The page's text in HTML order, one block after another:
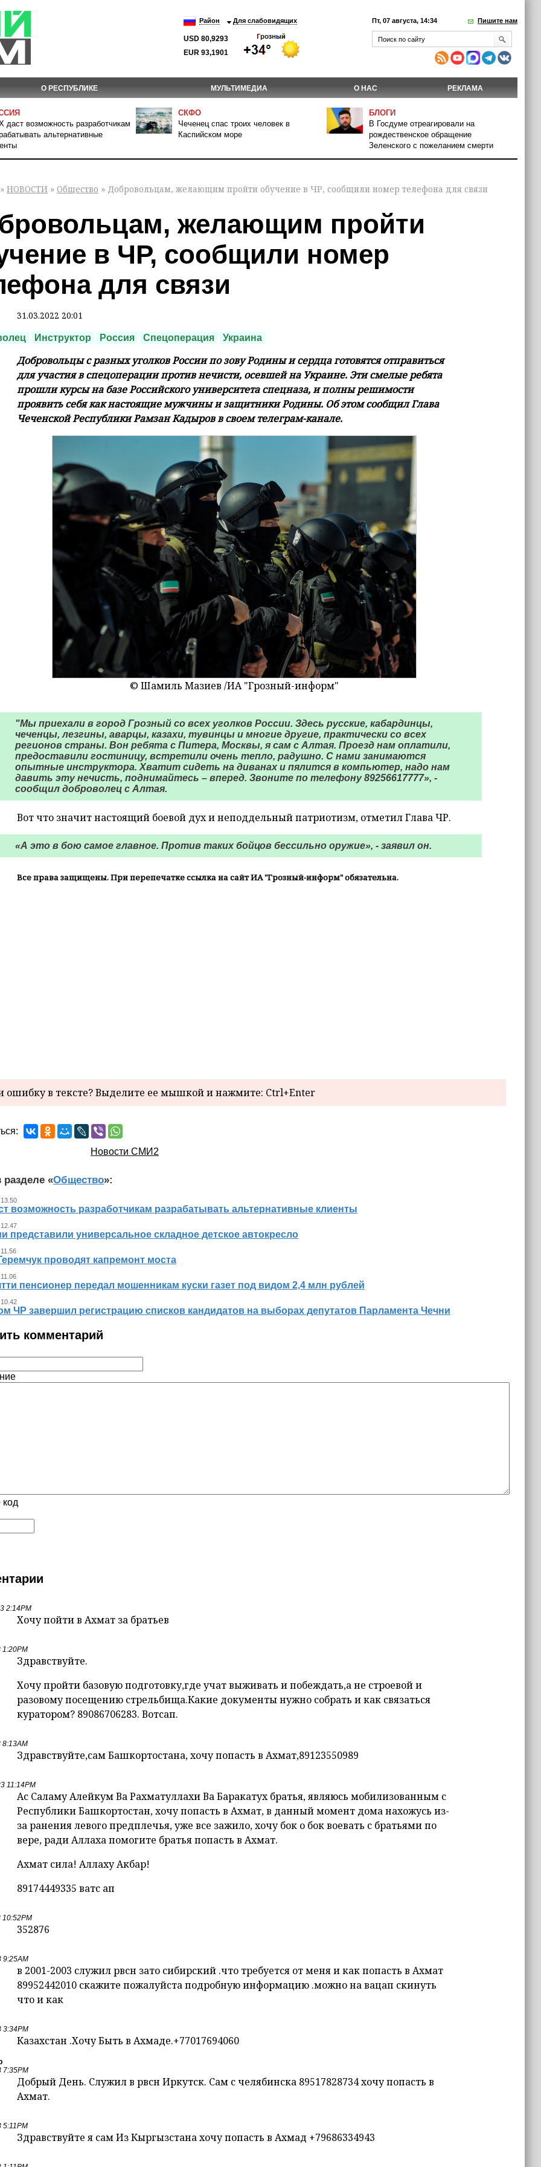
Район Для слабовидящих
USD 80,9293
EUR 93,1901
Пт, 07 августа, 14:34 Пишите нам
О РЕСПУБЛИКЕ МУЛЬТИМЕДИА О НАС РЕКЛАМА
даст возможность разработчикам
альтернативные
СКФО
Чеченец спас троих человек в
Каспийском море
БЛОГИ
В Госдуме отреагировали на
рождественское обращение
Зеленского с пожеланием смерти
» НОВОСТИ » Общество » Добровольцам, желающим пройти обучение в ЧР, сообщили номер телефона для связи
желающим пройти
в ЧР, сообщили номер
для связи
31.03.2022 20:01
Инструктор Россия Спецоперация Украина
Добровольцы с разных уголков России по зову Родины и сердца готовятся отправиться
для участия в спецоперации против нечисти, осевшей на Украине. Эти смелые ребята
прошли курсы на базе Российского университета спецназа, и полны решимости
проявить себя как настоящие мужчины и защитники Родины. Об этом сообщил Глава
Чеченской Республики Рамзан Кадыров в своем телеграм-канале.
© Шамиль Мазиев /ИА "Грозный-информ"
"Мы приехали в город Грозный со всех уголков России. Здесь русские, кабардинцы,
чеченцы, лезгины, аварцы, казахи, тувинцы и многие другие, практически со всех
регионов страны. Вон ребята с Питера, Москвы, я сам с Алтая. Проезд нам оплатили,
предоставили гостиницу, встретили очень тепло, радушно. С нами занимаются
опытные инструктора. Хватит сидеть на диванах и пялится в компьютер, надо нам
давить эту нечисть, поднимайтесь – вперед. Звоните по телефону 89256617777», -
сообщил доброволец с Алтая.
Вот что значит настоящий боевой дух и неподдельный патриотизм, отметил Глава ЧР.
«А это в бою самое главное. Против таких бойцов бессильно оружие», - заявил он.
Все права защищены. При перепечатке ссылка на сайт ИА "Грозный-информ" обязательна.
в тексте? Выделите ее мышкой и нажмите: Ctrl+Enter
Новости СМИ2
разделе «Общество»:
возможность разработчикам разрабатывать альтернативные клиенты
представили универсальное складное детское автокресло
проводят капремонт моста
пенсионер передал мошенникам куски газет под видом 2,4 млн рублей
ЧР завершил регистрацию списков кандидатов на выборах депутатов Парламента Чечни
комментарий
код
2:14PM
Хочу пойти в Ахмат за братьев
1:20PM
Здравствуйте.
Хочу пройти базовую подготовку,где учат выживать и побеждать,а не строевой и
разовому посещению стрельбища.Какие документы нужно собрать и как связаться
куратором? 89086706283. Вотсап.
8:13AM
Здравствуйте,сам Башкортостана, хочу попасть в Ахмат,89123550989
11:14PM
Ас Саламу Алейкум Ва Рахматуллахи Ва Баракатух братья, являюсь мобилизованным с
Республики Башкортостан, хочу попасть в Ахмат, в данный момент дома нахожусь из-
за ранения левого предплечья, уже все зажило, хочу бок о бок воевать с братьями по
вере, ради Аллаха помогите братья попасть в Ахмат.
Ахмат сила! Аллаху Акбар!
89174449335 ватс ап
10:52PM
352876
9:25AM
в 2001-2003 служил рвсн зато сибирский .что требуется от меня и как попасть в Ахмат
89952442010 скажите пожалуйста подробную информацию .можно на вацап скинуть
что и как
3:34PM
Казахстан .Хочу Быть в Ахмаде.+77017694060
7:35PM
Добрый День. Служил в рвсн Иркутск. Сам с челябинска 89517828734 хочу попасть в
Ахмат.
5:11PM
Здравствуйте я сам Из Кыргызстана хочу попасть в Ахмад +79686334943